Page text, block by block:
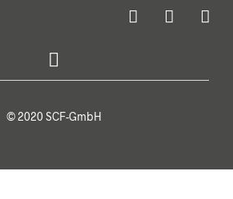
© 2020 SCF-GmbH